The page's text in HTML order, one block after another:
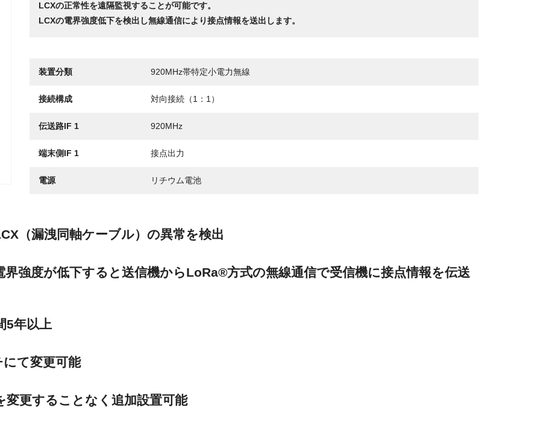
LCXの正常性を遠隔監視することが可能です。
LCXの電界強度低下を検出し無線通信により接点情報を送出します。
装置分類 920MHz帯特定小電力無線
接続構成 対向接続（1：1）
伝送路IF 1 920MHz
端末側IF 1 接点出力
電源 リチウム電池
（漏洩同軸ケーブル）の異常を検出
強度が低下すると送信機からLoRa®方式の無線通信で受信機に接点情報を伝送
5年以上
て変更可能
更することなく追加設置可能